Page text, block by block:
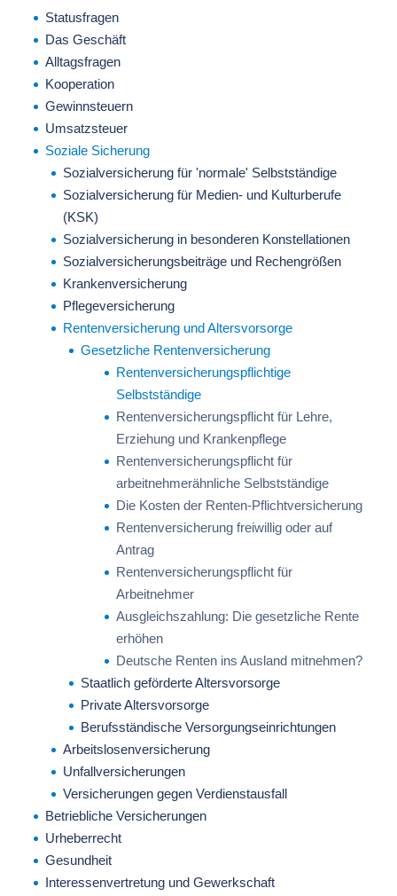
Statusfragen
Das Geschäft
Alltagsfragen
Kooperation
Gewinnsteuern
Umsatzsteuer
Soziale Sicherung
Sozialversicherung für 'normale' Selbstständige
Sozialversicherung für Medien- und Kulturberufe
(KSK)
Sozialversicherung in besonderen Konstellationen
Sozialversicherungsbeiträge und Rechengrößen
Krankenversicherung
Pflegeversicherung
Rentenversicherung und Altersvorsorge
Gesetzliche Rentenversicherung
Rentenversicherungspflichtige
Selbstständige
Rentenversicherungspflicht für Lehre,
Erziehung und Krankenpflege
Rentenversicherungspflicht für
arbeitnehmerähnliche Selbstständige
Die Kosten der Renten-Pflichtversicherung
Rentenversicherung freiwillig oder auf
Antrag
Rentenversicherungspflicht für
Arbeitnehmer
Ausgleichszahlung: Die gesetzliche Rente
erhöhen
Deutsche Renten ins Ausland mitnehmen?
Staatlich geförderte Altersvorsorge
Private Altersvorsorge
Berufsständische Versorgungseinrichtungen
Arbeitslosenversicherung
Unfallversicherungen
Versicherungen gegen Verdienstausfall
Betriebliche Versicherungen
Urheberrecht
Gesundheit
Interessenvertretung und Gewerkschaft